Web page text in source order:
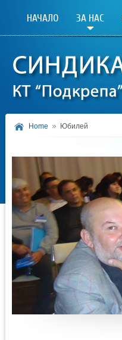
НАЧАЛО ЗА НАС
Home Юбилей